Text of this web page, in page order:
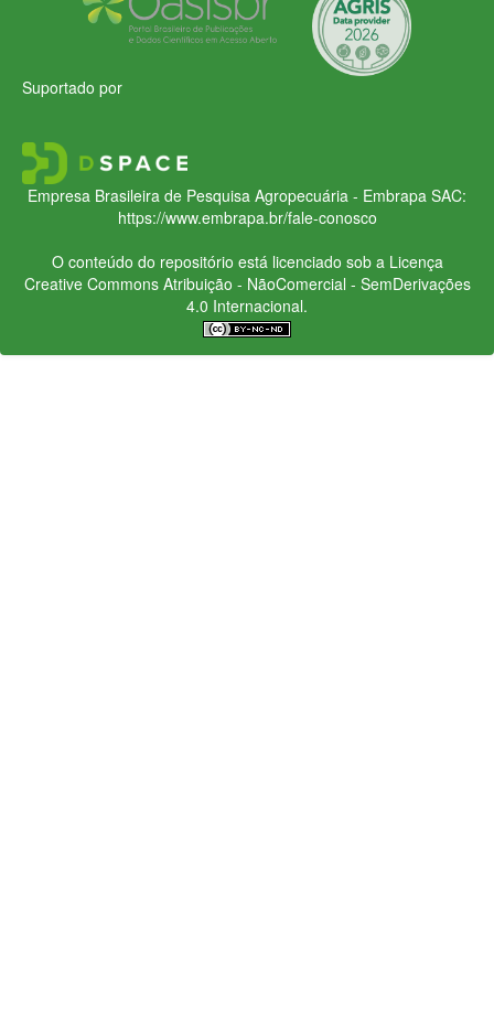
Suportado por
Empresa Brasileira de Pesquisa Agropecuária - Embrapa SAC:
https://www.embrapa.br/fale-conosco
O conteúdo do repositório está licenciado sob a Licença
Creative CommonsAtribuição - NãoComercial - SemDerivações
4.0 Internacional.